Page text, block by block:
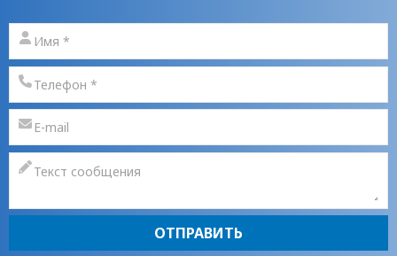
ОТПРАВИТЬ